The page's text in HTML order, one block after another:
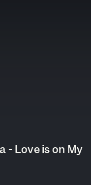
- Love is on My